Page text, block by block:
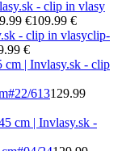
€109.99 €
clip-
€
#22/613129.99